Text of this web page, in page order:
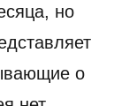
но
о